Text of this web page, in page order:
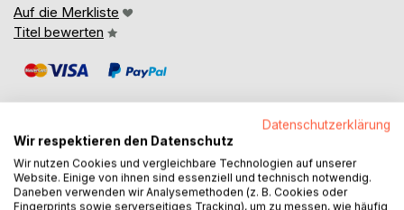
Auf die Merkliste
Titel bewerten
BESCHREIBUNG
Datenschutzerklärung
Wir respektieren den Datenschutz
Wir nutzen Cookies und vergleichbare Technologien auf unserer
Website. Einige von ihnen sind essenziell und technisch notwendig.
Daneben verwenden wir Analysemethoden (z. B. Cookies oder
Fingerprints sowie serverseitiges Tracking), um zu messen, wie häufig